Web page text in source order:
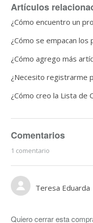
Artículos
¿Cómo encuentro un
¿Cómo se empacan
¿Cómo agrego más
¿Necesito registrarme
¿Cómo creo la Lista de
Comentarios
1 comentario
Teresa Eduarda
Quiero cerrar esta